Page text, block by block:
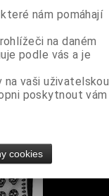
nám pomáhají
na daném
podle vás a je
vaši uživatelskou
poskytnout vám
cookies